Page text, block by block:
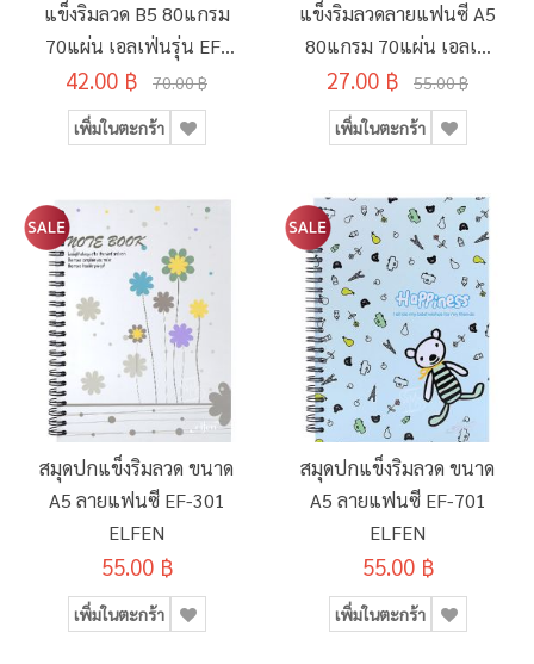
แข็งริมลวด B5 80แกรม
70แผ่น เอลเฟ่นรุ่น EF-
202 คละลายแฟนซี
42.00 ฿ 70.00 ฿
เพิ่มในตะกร้า
แข็งริมลวดลายแฟนซี A5
80แกรม 70แผ่น เอลเฟ่
นรุ่น EF-901
27.00 ฿ 55.00 ฿
เพิ่มในตะกร้า
สมุดปกแข็งริมลวด ขนาด
A5 ลายแฟนซี EF-301
ELFEN
55.00 ฿
เพิ่มในตะกร้า
สมุดปกแข็งริมลวด ขนาด
A5 ลายแฟนซี EF-701
ELFEN
55.00 ฿
เพิ่มในตะกร้า